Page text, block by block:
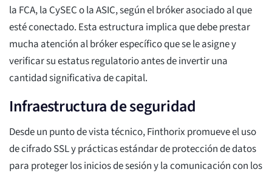
la FCA, la CySEC o la ASIC, según el bróker asociado al que
esté conectado. Esta estructura implica que debe prestar
mucha atención al bróker específico que se le asigne y
verificar su estatus regulatorio antes de invertir una
cantidad significativa de capital.
Infraestructura de seguridad
Desde un punto de vista técnico, Finthorix promueve el uso
de cifrado SSL y prácticas estándar de protección de datos
para proteger los inicios de sesión y la comunicación con los